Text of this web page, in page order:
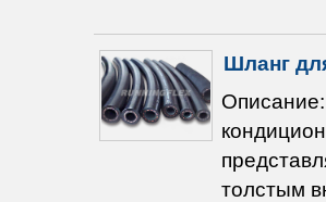
Шланг
толстым